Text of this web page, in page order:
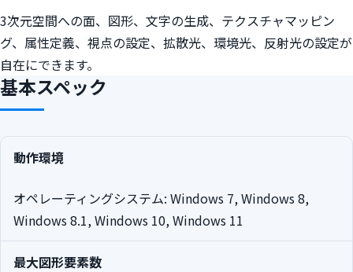
3次元空間への面、図形、文字の生成、テクスチャマッピン
グ、属性定義、視点の設定、拡散光、環境光、反射光の設定が
自在にできます。
基本スペック
3Dコンポーネント基本スペック
動作環境
オペレーティングシステム: Windows 7, Windows 8,
Windows 8.1, Windows 10, Windows 11
最大図形要素数